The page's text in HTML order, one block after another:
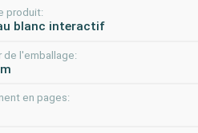
produit:
blanc interactif
de l'emballage:
en pages: